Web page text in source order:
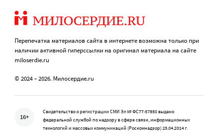
Перепечатка материалов сайта в интернете возможна только при
наличии активной гиперссылки на оригинал материала на сайте
miloserdie.ru
© 2024 – 2026. Милосердие.ru
16+
Свидетельство о регистрации СМИ Эл № ФС77-57850 выдано
федеральной службой по надзору в сфере связи, информационных
технологий и массовых коммуникаций (Роскомнадзор) 25.04.2014 г.